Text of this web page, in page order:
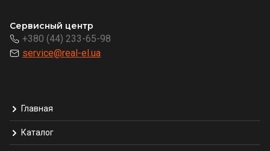
Сервисный центр
+380 (44) 233-65-98
service@real-el.ua
Главная
Каталог